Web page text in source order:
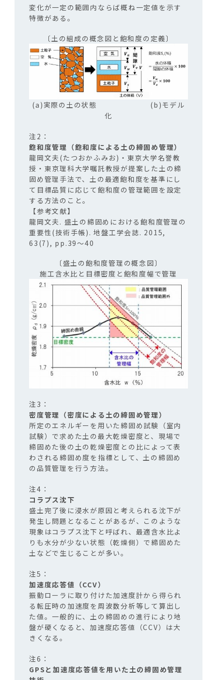
変化が一定の範囲内ならば概ね一定値を示す
特徴がある。
〔土の組成の概念図と飽和度の定義〕
(a)実際の土の状態 (b)モデル
化
飽和度管理（飽和度による土の締固め管理）
龍岡文夫(たつおかふみお)・東京大学名誉教
授・東京理科大学嘱託教授が提案した土の締
固め管理手法で、土の最適飽和度を基準にし
て目標品質に応じて飽和度の管理範囲を設定
する方法のこと。
【参考文献】
龍岡文夫. 盛土の締固めにおける飽和度管理の
重要性(技術手帳). 地盤工学会誌. 2015,
63(7), pp.39～40
〔盛土の飽和度管理の概念図〕
施工含水比と目標密度と飽和度幅で管理
密度管理（密度による土の締固め管理）
所定のエネルギーを用いた締固め試験（室内
試験）で求めた土の最大乾燥密度と、現場で
締固めた後の土の乾燥密度との比によって表
わされる締固め度を指標として、土の締固め
の品質管理を行う方法。
コラプス沈下
盛土完了後に浸水が原因と考えられる沈下が
発生し問題となることがあるが、このような
現象はコラプス沈下と呼ばれ、最適含水比よ
りも水分が少ない状態（乾燥側）で締固めた
土などで生じることが多い。
加速度応答値（CCV）
振動ローラに取り付けた加速度計から得られ
る転圧時の加速度を周波数分析等して算出し
た値。一般的に、土の締固めの進行により地
盤が硬くなると、加速度応答値（CCV）は大
きくなる。
GPSと加速度応答値を用いた土の締固め管理